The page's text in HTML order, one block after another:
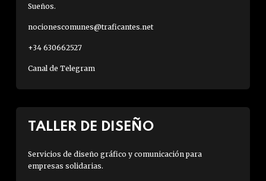
Sueños.
nocionescomunes@traficantes.net
+34 630662527
Canal de Telegram
TALLER DE DISEÑO
Servicios de diseño gráfico y comunicación para
empresas solidarias.